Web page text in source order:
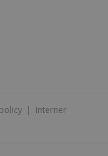
| Interner